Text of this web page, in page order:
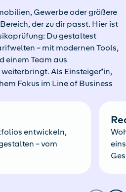
Gewerbe oder größere
der zu dir passt. Hier ist
Du gestaltest
– mit modernen Tools,
einem Team aus
Als Einsteiger*in,
Fokus im Line of Business
entwickeln,
– vom